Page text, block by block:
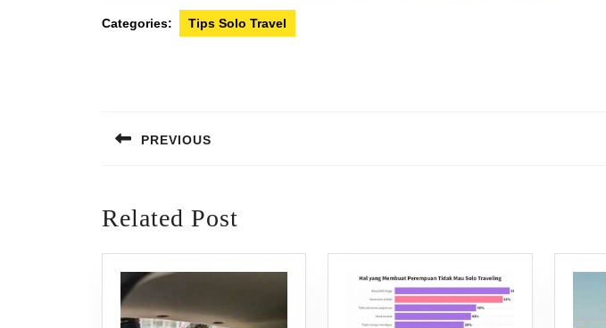
Categories: Tips Solo Travel
navigation
PREVIOUS
Related Post